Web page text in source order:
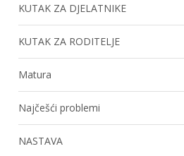
KUTAK ZA DJELATNIKE
KUTAK ZA RODITELJE
Matura
Najčešći problemi
NASTAVA